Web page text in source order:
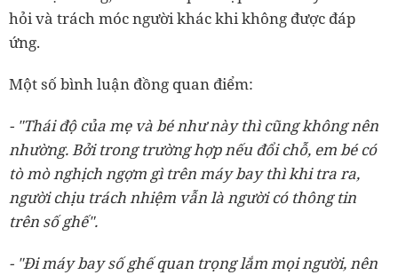
hỏi và trách móc người khác khi không được đáp
ứng.
Một số bình luận đồng quan điểm:
- "Thái độ của mẹ và bé như này thì cũng không nên
nhường. Bởi trong trường hợp nếu đổi chỗ, em bé có
tò mò nghịch ngợm gì trên máy bay thì khi tra ra,
người chịu trách nhiệm vẫn là người có thông tin
trên số ghế".
- "Đi máy bay số ghế quan trọng lắm mọi người, nên